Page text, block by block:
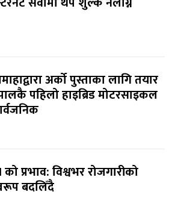
अर्को पुस्ताका लागि तयार
पहिलो हाइब्रिड मोटरसाइकल
प्रभाव: विश्वभर रोजगारीको
बदलिँदै